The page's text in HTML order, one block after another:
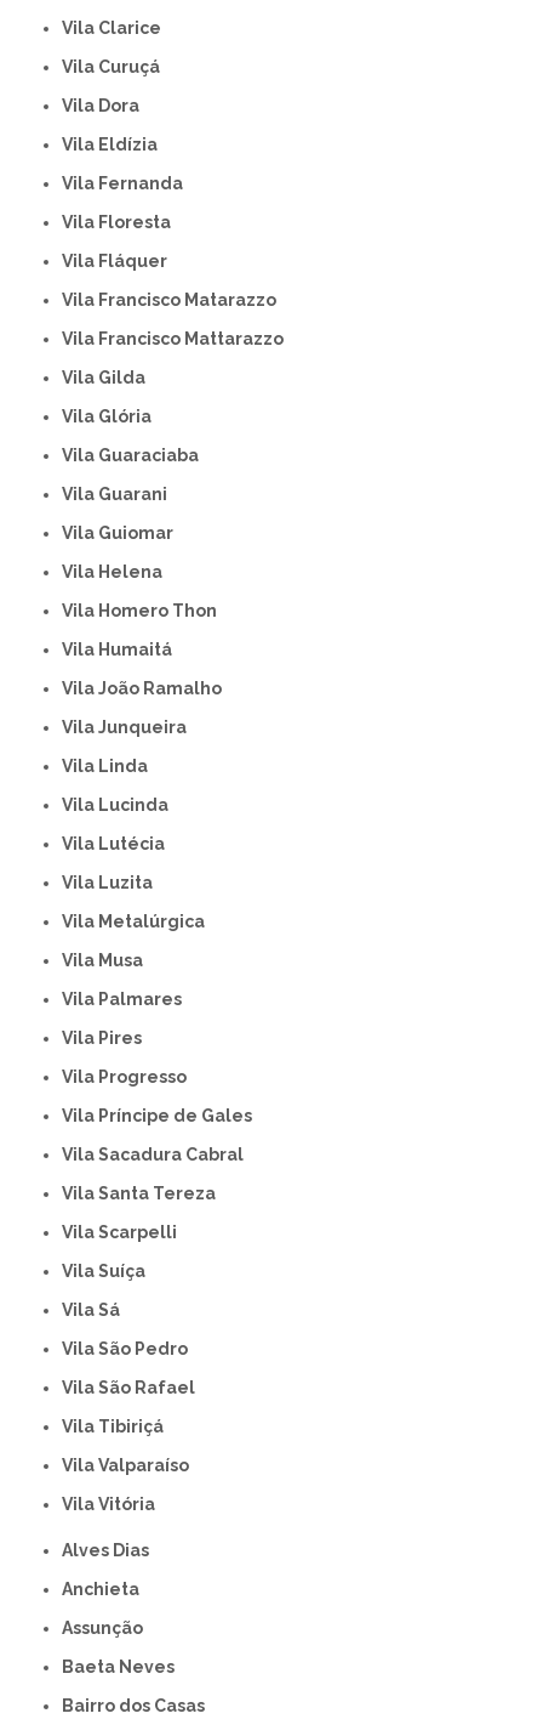
Vila Clarice
Vila Curuçá
Vila Dora
Vila Eldízia
Vila Fernanda
Vila Floresta
Vila Fláquer
Vila Francisco Matarazzo
Vila Francisco Mattarazzo
Vila Gilda
Vila Glória
Vila Guaraciaba
Vila Guarani
Vila Guiomar
Vila Helena
Vila Homero Thon
Vila Humaitá
Vila João Ramalho
Vila Junqueira
Vila Linda
Vila Lucinda
Vila Lutécia
Vila Luzita
Vila Metalúrgica
Vila Musa
Vila Palmares
Vila Pires
Vila Progresso
Vila Príncipe de Gales
Vila Sacadura Cabral
Vila Santa Tereza
Vila Scarpelli
Vila Suíça
Vila Sá
Vila São Pedro
Vila São Rafael
Vila Tibiriçá
Vila Valparaíso
Vila Vitória
Alves Dias
Anchieta
Assunção
Baeta Neves
Bairro dos Casas